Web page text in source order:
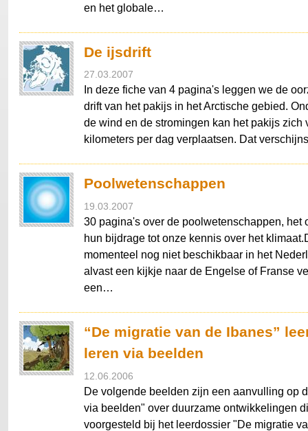
en het globale…
De ijsdrift
27.03.2007
In deze fiche van 4 pagina's leggen we de
drift van het pakijs in het Arctische gebied.
de wind en de stromingen kan het pakijs zich
kilometers per dag verplaatsen. Dat
Poolwetenschappen
19.03.2007
30 pagina's over de poolwetenschappen, het
hun bijdrage tot onze kennis over het
momenteel nog niet beschikbaar in het
alvast een kijkje naar de Engelse of Franse
een…
“De migratie van de Ibanes”
leren via beelden
12.06.2006
De volgende beelden zijn een aanvulling op
via beelden" over duurzame ontwikkelingen
voorgesteld bij het leerdossier "De migratie